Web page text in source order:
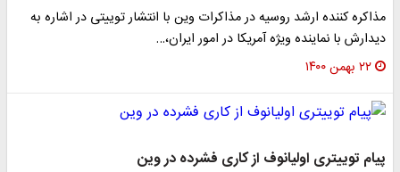
مذاکره کننده ارشد روسیه در مذاکرات وین با انتشار توییتی در اشاره به
دیدارش با نماینده ویژه آمریکا در امور ایران،…
۲۲ بهمن ۱۴۰۰
پیام توییتری اولیانوف از کاری فشرده در وین